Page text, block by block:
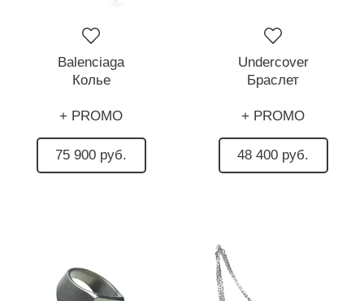
Balenciaga
Колье
+ PROMO
75 900 руб.
Undercover
Браслет
+ PROMO
48 400 руб.